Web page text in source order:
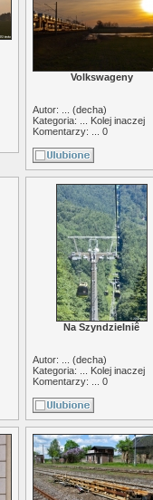
Volkswageny
Autor: ... (decha)
Kategoria: ... Kolej inaczej
Komentarzy: ... 0
Na Szyndzielniê
Autor: ... (decha)
Kategoria: ... Kolej inaczej
Komentarzy: ... 0